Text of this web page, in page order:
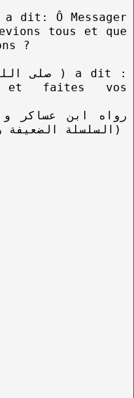
tous et que
?
et faites vos
السلسلة الضعيفة رقم ١١٣٢ و قال عنه : باطل)